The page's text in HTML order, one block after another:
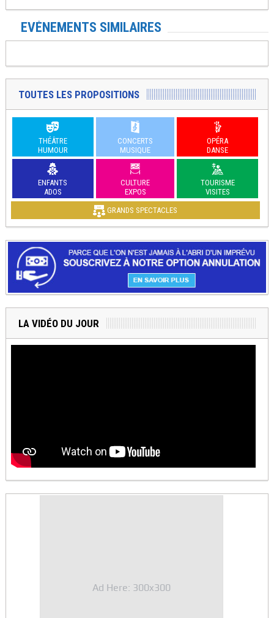
EVÉNEMENTS SIMILAIRES
TOUTES LES PROPOSITIONS
THÉÂTRE
HUMOUR
CONCERTS
MUSIQUE
OPÉRA
DANSE
ENFANTS
ADOS
CULTURE
EXPOS
TOURISME
VISITES
GRANDS SPECTACLES
LA VIDÉO DU JOUR
Ad Here: 300x300